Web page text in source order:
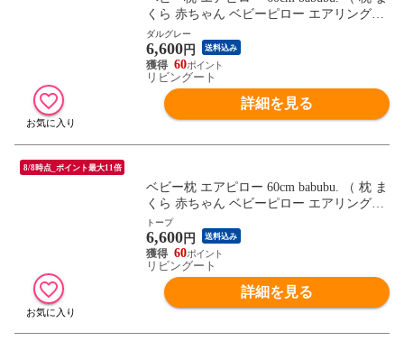
くら 赤ちゃん ベビーピロー エアリングピ
ロー ドーナツ枕 ベビー 寝具 寝装 洗える
吐き戻し予防 汗かき予防 絶壁予防 鼻詰ま
り予防 窒息予防 湿疹予防 転げ落ち防止 ベ
ビーベッド用 ） 【ダルグレー】
ダルグレー
6,600円 送料込み
60
リビングート
詳細を見る
8/8時点_ポイント最大11倍
ベビー枕 エアピロー 60cm babubu. （ 枕 ま
くら 赤ちゃん ベビーピロー エアリングピ
ロー ドーナツ枕 ベビー 寝具 寝装 洗える
吐き戻し予防 汗かき予防 絶壁予防 鼻詰ま
り予防 窒息予防 湿疹予防 転げ落ち防止 ベ
ビーベッド用 ） 【トープ】
トープ
6,600円 送料込み
60
リビングート
詳細を見る